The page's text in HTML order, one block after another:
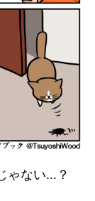
ゃない…？